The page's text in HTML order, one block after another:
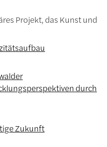
Projekt, das Kunst und
durch
Zukunft